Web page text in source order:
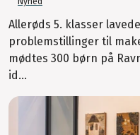
Allerøds 5. klasser
problemstillinger til
mødtes 300 børn på
id...